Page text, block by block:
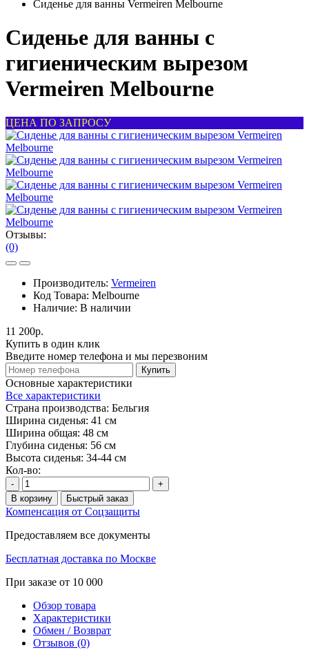
Сиденье для ванны Vermeiren Melbourne
Сиденье для ванны с
гигиеническим вырезом
Vermeiren Melbourne
ЦЕНА ПО ЗАПРОСУ
Отзывы:
(0)
Производитель: Vermeiren
Код Товара: Melbourne
Наличие: В наличии
11 200р.
Купить в один клик
Введите номер телефона и мы перезвоним
Купить
Основные характеристики
Все характеристики
Страна производства: Бельгия
Ширина сиденья: 41 см
Ширина общая: 48 см
Глубина сиденья: 56 см
Высота сиденья: 34-44 см
Кол-во:
-
+
В корзину
Быстрый заказ
Компенсация от Соцзащиты
Предоставляем все документы
Бесплатная доставка по Москве
При заказе от 10 000
Обзор товара
Характеристики
Обмен / Возврат
Отзывов (0)